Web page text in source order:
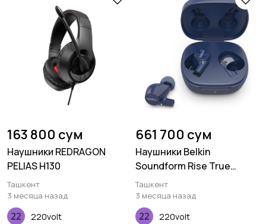
163 800 сум
Наушники REDRAGON
PELIAS H130
Ташкент
3 месяца назад
220volt
661 700 сум
Наушники Belkin
Soundform Rise True
Wireless, blue
Ташкент
3 месяца назад
220volt